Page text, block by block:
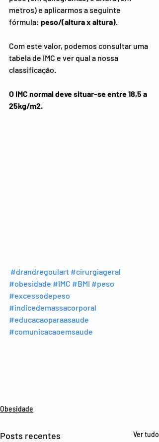
metros) e aplicarmos a seguinte
fórmula: peso/(altura x altura)
Com este valor, podemos consultar uma
tabela de IMC e ver qual a nossa
classificação.
O IMC normal deve situar-se entre 18,5 a
25kg/m2.
#drandregoulart #cirurgiageral
#obesidade #IMC #BMI #peso
#excessodepeso
#indicedemassacorporal
#educacaoparaasaude
#comunicacaoemsaude
Obesidade
Posts recentes Ver tudo